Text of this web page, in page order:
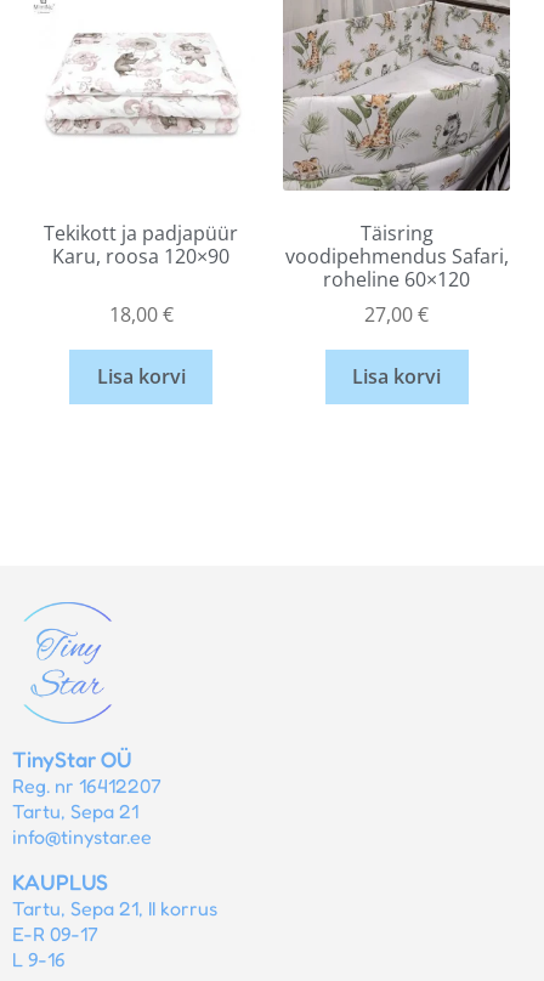
Tekikott ja padjapüür
Karu, roosa 120×90
18,00€
Lisa korvi
Täisring
voodipehmendus Safari,
roheline 60×120
27,00€
Lisa korvi
TinyStar OÜ
Reg. nr 16412207
Tartu, Sepa 21
info@tinystar.ee
KAUPLUS
Tartu, Sepa 21, II korrus
E-R 09-17
L 9-16